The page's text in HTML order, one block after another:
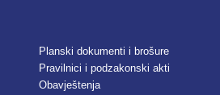
Planski dokumenti i brošure
Pravilnici i podzakonski akti
Obavještenja